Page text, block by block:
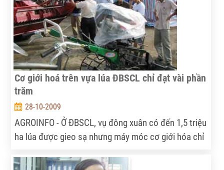
Cơ giới hoá trên vựa lúa ĐBSCL chỉ đạt vài phần
trăm
28-10-2009
AGROINFO - Ở ĐBSCL, vụ đông xuân có đến 1,5 triệu
ha lúa được gieo sạ nhưng máy móc cơ giới hóa chỉ
đồng, không tìm đâu ra người để thuê cắt lúa. Trong